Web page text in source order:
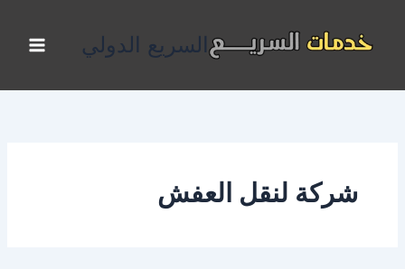
المحتوى
السريع الدولي
شركة لنقل العفش